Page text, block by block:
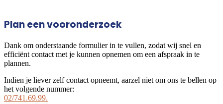
Plan een vooronderzoek
Dank om onderstaande formulier in te vullen, zodat wij snel en
efficiënt contact met je kunnen opnemen om een afspraak in te
plannen.
Indien je liever zelf contact opneemt, aarzel niet om ons te bellen op
het volgende nummer:
02/741.69.99.